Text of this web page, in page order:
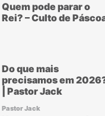
Quem pode parar o
Rei? – Culto de
Do que mais
precisamos em
| Pastor Jack
Pastor Jack